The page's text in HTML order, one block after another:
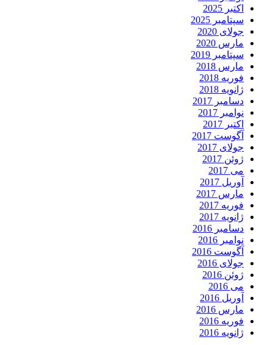
اکتبر 2025
سپتامبر 2025
جولای 2020
مارس 2020
سپتامبر 2019
مارس 2018
فوریه 2018
ژانویه 2018
دسامبر 2017
نوامبر 2017
اکتبر 2017
آگوست 2017
جولای 2017
ژوئن 2017
می 2017
آوریل 2017
مارس 2017
فوریه 2017
ژانویه 2017
دسامبر 2016
نوامبر 2016
آگوست 2016
جولای 2016
ژوئن 2016
می 2016
آوریل 2016
مارس 2016
فوریه 2016
ژانویه 2016